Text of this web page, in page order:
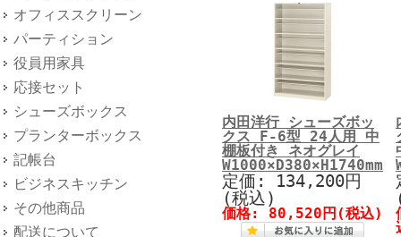
オフィススクリーン
パーティション
役員用家具
応接セット
シューズボックス
プランターボックス
記帳台
ビジネスキッチン
その他商品
配送について
内田洋行 シューズボッ
クス F-6型 24人用 中
棚板付き ネオグレイ
W1000×D380×H1740mm
定価: 134,200円
(税込)
価格: 80,520円(税込)